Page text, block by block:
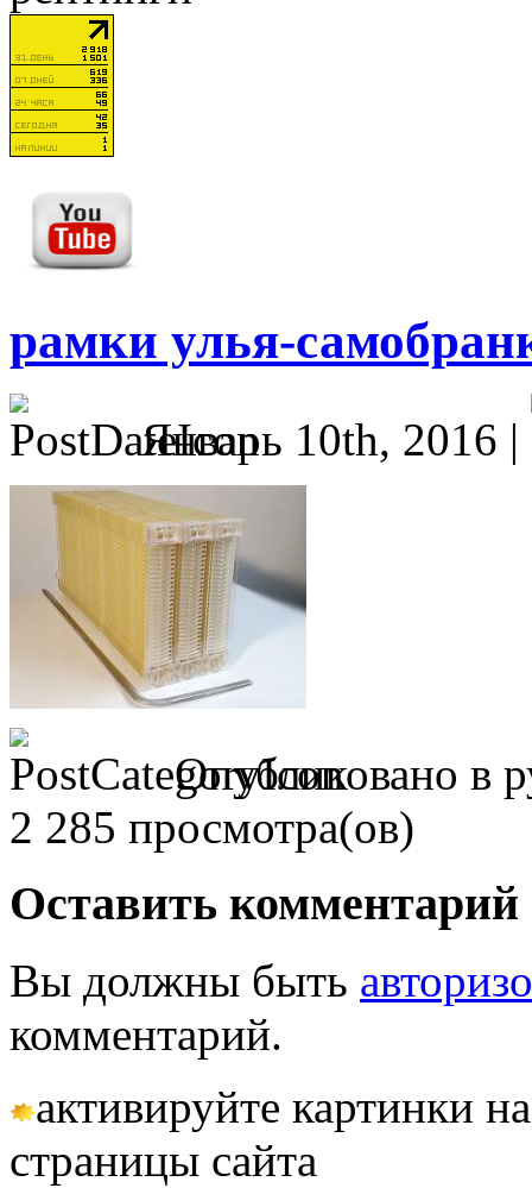
рамки улья-
Январь 10th, 2016 |
Опубликовано в
2 285 просмотра(ов)
Оставить комментарий
Вы должны быть
комментарий.
активируйте картинки
страницы сайта